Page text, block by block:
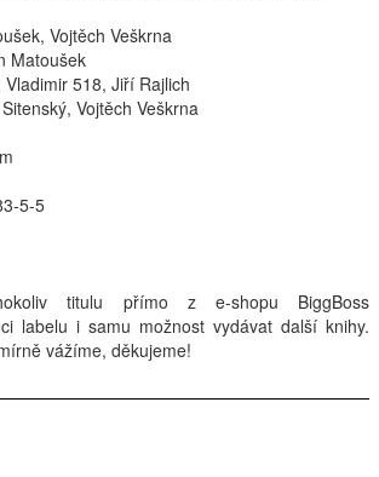
Vojtěch Veškrna
Matoušek
518, Jiří Rajlich
Vojtěch Veškrna
5-5
titulu přímo z e-shopu BiggBoss
labelu i samu možnost vydávat další knihy.
vážíme, děkujeme!